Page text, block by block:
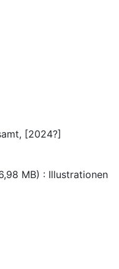
[2024?]
MB) : Illustrationen